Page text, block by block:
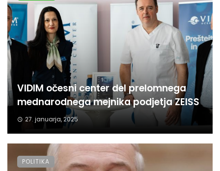
VIDIM očesni center del prelomnega
mednarodnega mejnika podjetja ZEISS
27. januarja, 2025
POLITIKA